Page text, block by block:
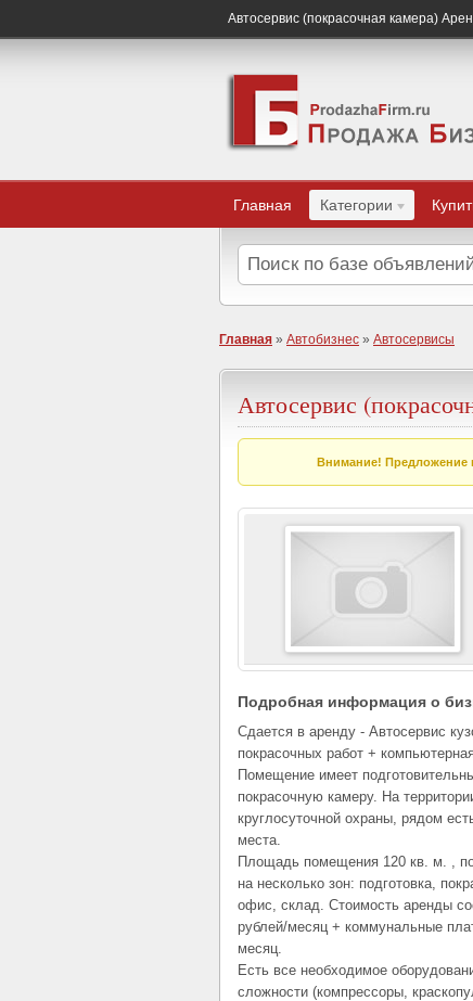
Автосервис (покрасочная камера)
Главная Категории
Главная » Автобизнес » Автосервисы
Автосервис
Внимание! Предложение
Подробная информация о
Сдается в аренду - Автосервис
покрасочных работ +
Помещение имеет
покрасочную камеру. На
круглосуточной охраны, рядом
места.
Площадь помещения 120 кв. м. ,
на несколько зон: подготовка,
офис, склад. Стоимость аренды
рублей/месяц + коммунальные
месяц.
Есть все необходимое
сложности (компрессоры,